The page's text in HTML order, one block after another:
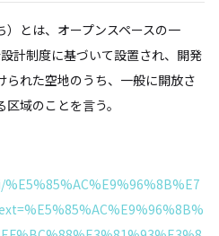
とは、オープンスペースの一
計制度に基づいて設置され、開発
られた空地のうち、一般に開放さ
域のことを言う。